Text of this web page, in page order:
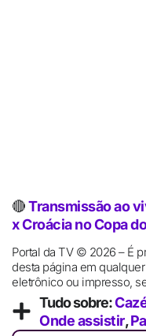
🔴Transmissão ao
x Croácia no Copa
Portal da TV © 2026 – É
desta página em
eletrônico ou impresso,
Tudo sobre:
Onde assistir,